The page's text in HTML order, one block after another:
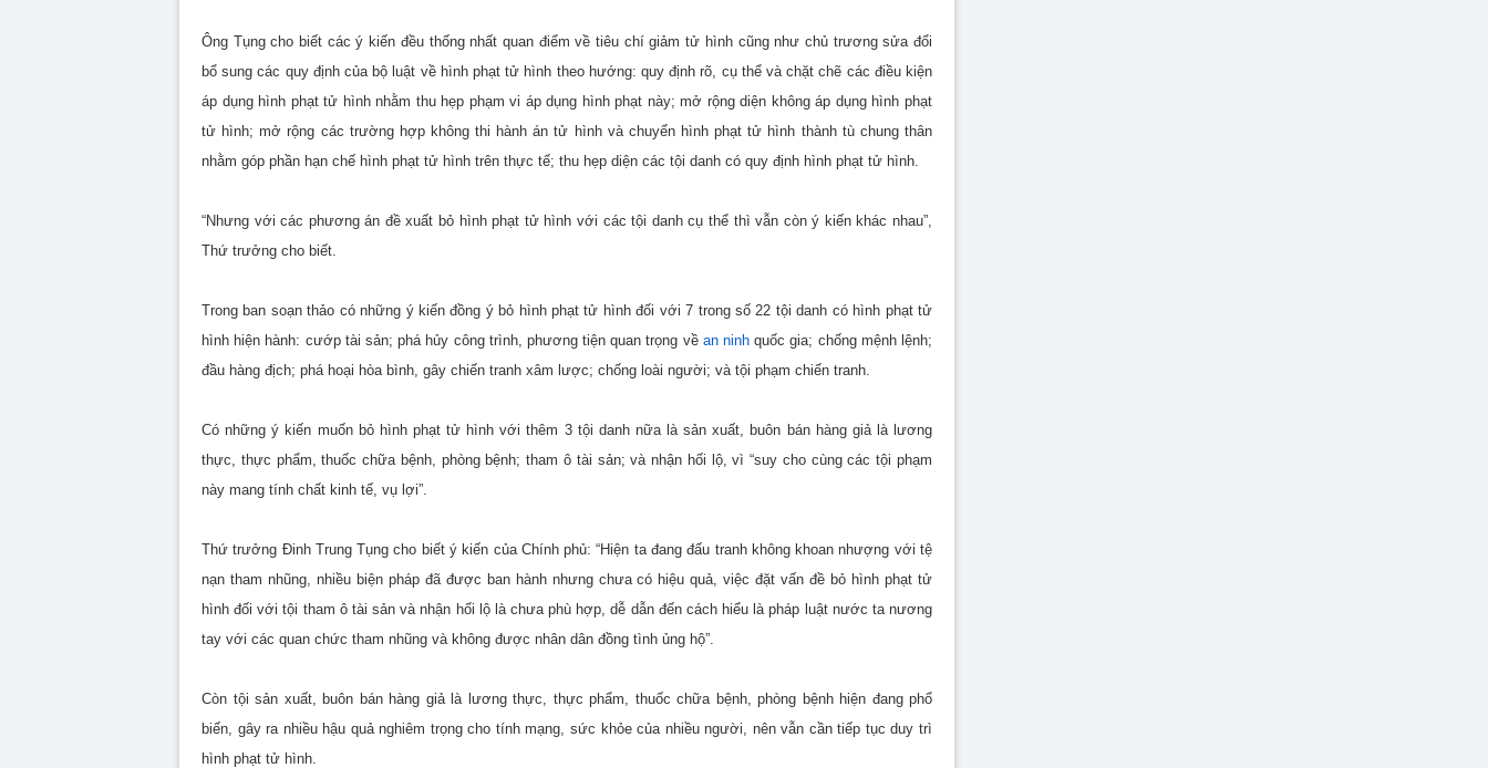
Ông Tụng cho biết các ý kiến đều thống nhất quan điểm về tiêu chí giảm tử hình cũng như chủ trương sửa đổi
bổ sung các quy định của bộ luật về hình phạt tử hình theo hướng: quy định rõ, cụ thể và chặt chẽ các điều kiện
áp dụng hình phạt tử hình nhằm thu hẹp phạm vi áp dụng hình phạt này; mở rộng diện không áp dụng hình phạt
tử hình; mở rộng các trường hợp không thi hành án tử hình và chuyển hình phạt tử hình thành tù chung thân
nhằm góp phần hạn chế hình phạt tử hình trên thực tế; thu hẹp diện các tội danh có quy định hình phạt tử hình.
“Nhưng với các phương án đề xuất bỏ hình phạt tử hình với các tội danh cụ thể thì vẫn còn ý kiến khác nhau”,
Thứ trưởng cho biết.
Trong ban soạn thảo có những ý kiến đồng ý bỏ hình phạt tử hình đối với 7 trong số 22 tội danh có hình phạt tử
hình hiện hành: cướp tài sản; phá hủy công trình, phương tiện quan trọng về an ninh quốc gia; chống mệnh lệnh;
đầu hàng địch; phá hoại hòa bình, gây chiến tranh xâm lược; chống loài người; và tội phạm chiến tranh.
Có những ý kiến muốn bỏ hình phạt tử hình với thêm 3 tội danh nữa là sản xuất, buôn bán hàng giả là lương
thực, thực phẩm, thuốc chữa bệnh, phòng bệnh; tham ô tài sản; và nhận hối lộ, vì “suy cho cùng các tội phạm
này mang tính chất kinh tế, vụ lợi”.
Thứ trưởng Đinh Trung Tụng cho biết ý kiến của Chính phủ: “Hiện ta đang đấu tranh không khoan nhượng với tệ
nạn tham nhũng, nhiều biện pháp đã được ban hành nhưng chưa có hiệu quả, việc đặt vấn đề bỏ hình phạt tử
hình đối với tội tham ô tài sản và nhận hối lộ là chưa phù hợp, dễ dẫn đến cách hiểu là pháp luật nước ta nương
tay với các quan chức tham nhũng và không được nhân dân đồng tình ủng hộ”.
Còn tội sản xuất, buôn bán hàng giả là lương thực, thực phẩm, thuốc chữa bệnh, phòng bệnh hiện đang phổ
biến, gây ra nhiều hậu quả nghiêm trọng cho tính mạng, sức khỏe của nhiều người, nên vẫn cần tiếp tục duy trì
hình phạt tử hình.